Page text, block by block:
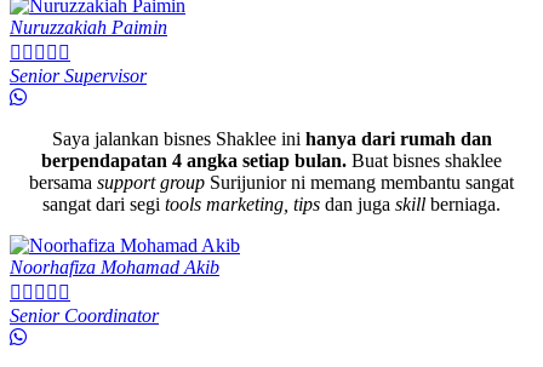
Nuruzzakiah Paimin
    
Senior Supervisor
Saya jalankan bisnes Shaklee ini hanya dari rumah dan
berpendapatan 4 angka setiap bulan. Buat bisnes shaklee
bersama support group Surijunior ni memang membantu sangat
sangat dari segi tools marketing, tips dan juga skill berniaga.
Noorhafiza Mohamad Akib
    
Senior Coordinator